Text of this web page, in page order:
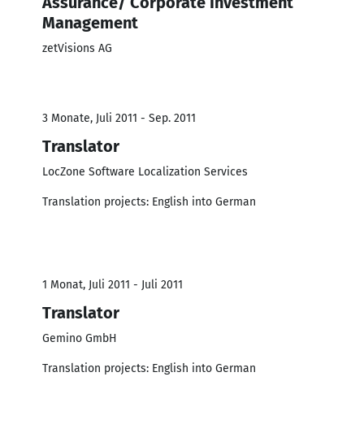
Management
zetVisions AG
3 Monate, Juli 2011 - Sep. 2011
Translator
LocZone Software Localization Services
Translation projects: English into German
1 Monat, Juli 2011 - Juli 2011
Translator
Gemino GmbH
Translation projects: English into German